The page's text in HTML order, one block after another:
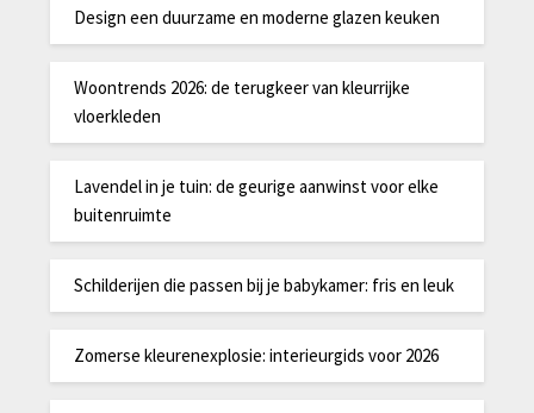
Design een duurzame en moderne glazen keuken
Woontrends 2026: de terugkeer van kleurrijke
vloerkleden
Lavendel in je tuin: de geurige aanwinst voor elke
buitenruimte
Schilderijen die passen bij je babykamer: fris en leuk
Zomerse kleurenexplosie: interieurgids voor 2026